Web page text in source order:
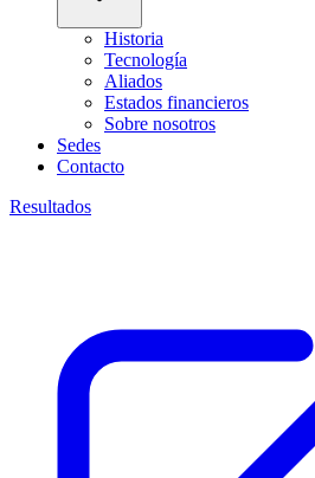
Historia
Tecnología
Aliados
Estados financieros
Sobre nosotros
Sedes
Contacto
Resultados